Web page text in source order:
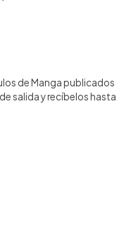
de Manga publicados
salida y recíbelos hasta